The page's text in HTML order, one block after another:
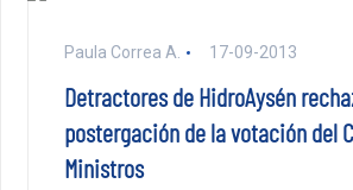
Paula Correa A. 17-09-2013
Detractores de HidroAysén
postergación de la votación del
Ministros